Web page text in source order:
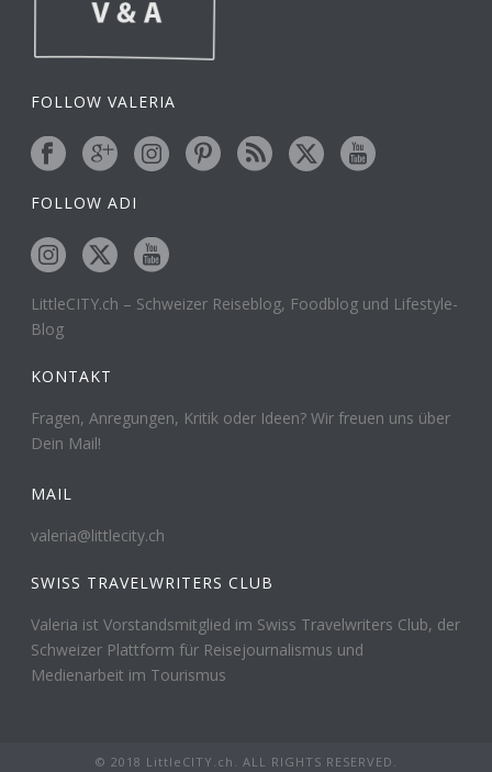
FOLLOW VALERIA
FOLLOW ADI
LittleCITY.ch – Schweizer Reiseblog, Foodblog und Lifestyle-
Blog
KONTAKT
Fragen, Anregungen, Kritik oder Ideen? Wir freuen uns über
Dein Mail!
MAIL
valeria@littlecity.ch
SWISS TRAVELWRITERS CLUB
Valeria ist Vorstandsmitglied im Swiss Travelwriters Club, der
Schweizer Plattform für Reisejournalismus und
Medienarbeit im Tourismus
© 2018 LittleCITY.ch. ALL RIGHTS RESERVED.